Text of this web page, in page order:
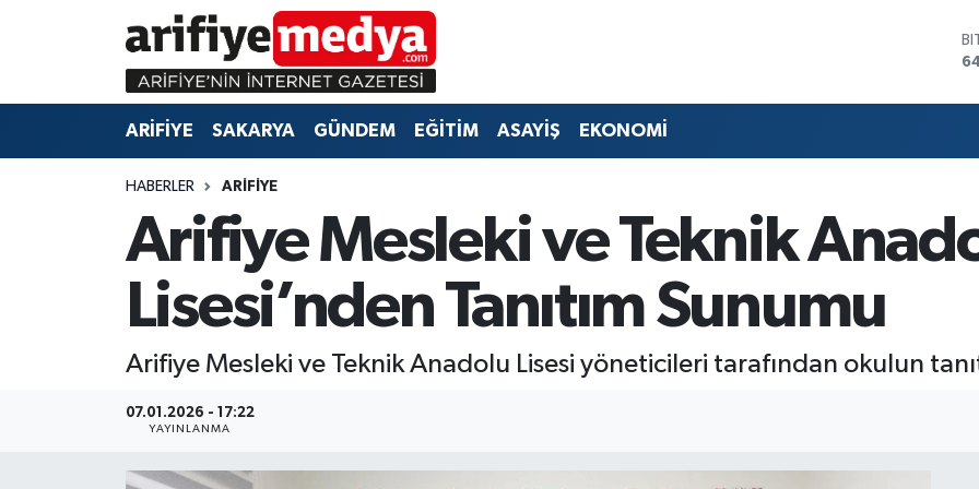
ARİFİYE SAKARYA GÜNDEM EĞİTİM ASAYİŞ EKONOMİ
HABERLER ARİFİYE
Arifiye Mesleki ve Teknik
Lisesi’nden Tanıtım Sunumu
Arifiye Mesleki ve Teknik Anadolu Lisesi yöneticileri tarafından okulun
07.01.2026 - 17:22
YAYINLANMA
SAKARYA
GÜNDEM
EKONOMİ
GÜNDEM
EĞİTİM
EKONOMİ
Sakarya Hava Durumu
Sakarya Namaz Vakitleri
Sakarya Trafik Yoğunluk Haritası
Süper Lig Puan Durumu ve Fikstür
Tüm Manşetler
Son Dakika Haberleri
Haber Arşivi